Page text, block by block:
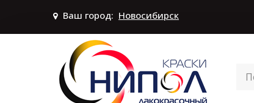
Ваш город: Новосибирск